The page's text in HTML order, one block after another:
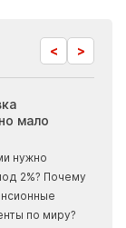
< >
мало
нужно
2%? Почему
по миру?